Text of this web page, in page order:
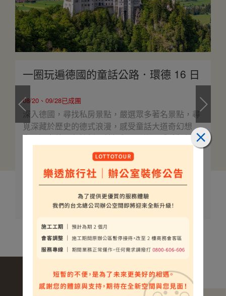
一圈玩遍德國的童話公路．環德 16 日
08/20、09/28已成團
深入德國，尋找私房景點，嚴選眾多著名景點，尋
覓深藏於歷史的德式浪漫，感受童話大道奇幻想
像，還有德國必訪新天鵝堡與國王湖，體驗無價藝
術瑰寶與絕美景色，最全面的德國深度之旅。
$198000起